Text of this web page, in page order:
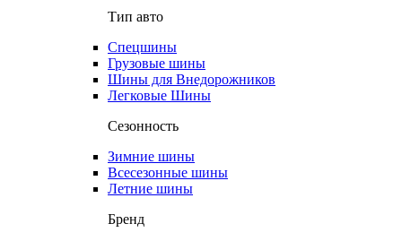
Тип авто
Спецшины
Грузовые шины
Шины для Внедорожников
Легковые Шины
Сезонность
Зимние шины
Всесезонные шины
Летние шины
Бренд